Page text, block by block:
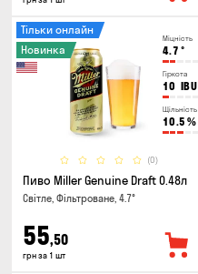
Міцність
4.7 °
Гіркота
10 IBU
Щільність
10.5 %
(0)
Тільки онлайн
Новинка
Пиво Miller Genuine Draft 0.48л
Світле, Фільтроване, 4.7°
55,50
грн за 1 шт